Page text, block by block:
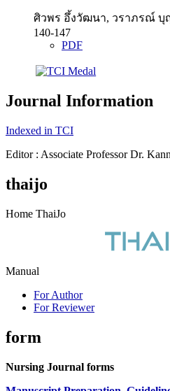
ศิวพร อึ้งวัฒนา, วราภรณ์ บุ
140-147
PDF
Journal Information
Indexed in TCI
Editor : Associate Professor Dr.
thaijo
Home ThaiJo
Manual
For Author
For Reviewer
form
Nursing Journal forms